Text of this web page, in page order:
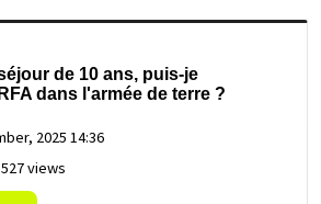
de 10 ans, puis-je
dans l'armée de terre ?
2025 14:36
527 views